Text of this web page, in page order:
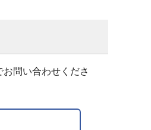
問い合わせくださ